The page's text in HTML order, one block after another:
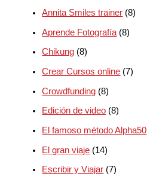
Annita Smiles trainer (8)
Aprende Fotografía (8)
Chikung (8)
Crear Cursos online (7)
Crowdfunding (8)
Edición de video (8)
El famoso método Alpha50
El gran viaje (14)
Escribir y Viajar (7)